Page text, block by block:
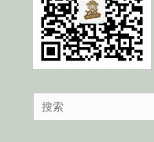
Search
for: